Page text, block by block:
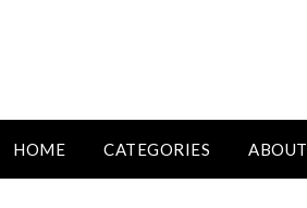
HOME CATEGORIES ABOUT